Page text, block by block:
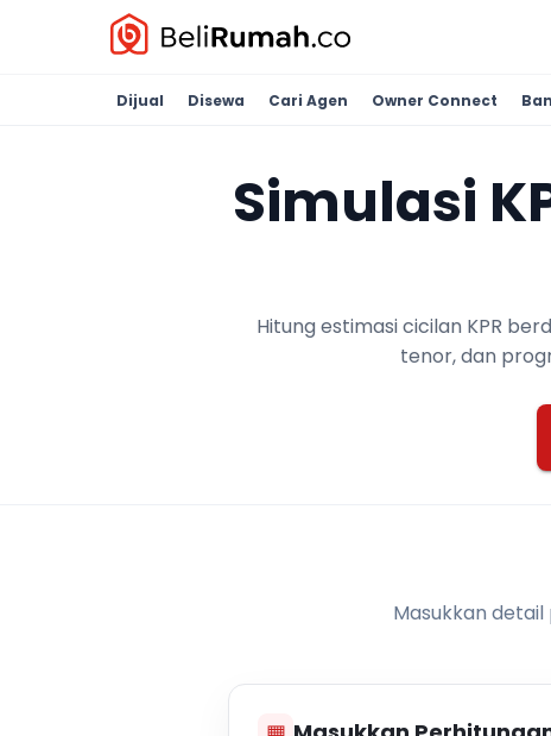
Dijual Disewa Cari Agen Owner Connect
Simulasi
Hitung estimasi cicilan KPR
tenor, dan
Masukkan